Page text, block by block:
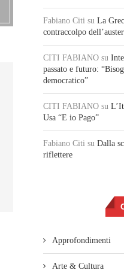
Fabiano Citi su La
contraccolpo
CITI FABIANO su
passato e futuro:
democratico”
CITI FABIANO su
Usa “E io Pago”
Fabiano Citi su Dalla
riflettere
Approfondimenti
Arte & Cultura